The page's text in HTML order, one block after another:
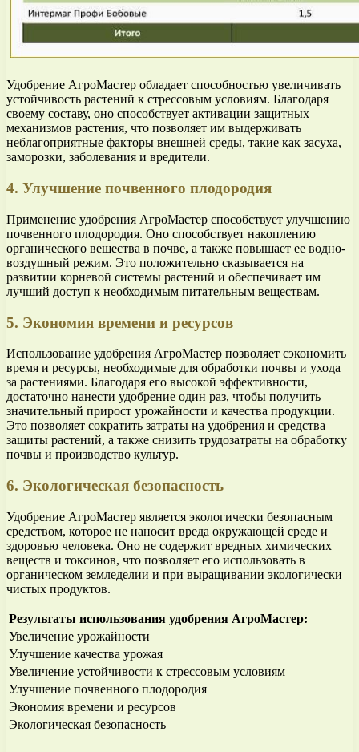
Удобрение АгроМастер обладает способностью увеличивать
устойчивость растений к стрессовым условиям. Благодаря
своему составу, оно способствует активации защитных
механизмов растения, что позволяет им выдерживать
неблагоприятные факторы внешней среды, такие как засуха,
заморозки, заболевания и вредители.
4. Улучшение почвенного плодородия
Применение удобрения АгроМастер способствует улучшению
почвенного плодородия. Оно способствует накоплению
органического вещества в почве, а также повышает ее водно-
воздушный режим. Это положительно сказывается на
развитии корневой системы растений и обеспечивает им
лучший доступ к необходимым питательным веществам.
5. Экономия времени и ресурсов
Использование удобрения АгроМастер позволяет сэкономить
время и ресурсы, необходимые для обработки почвы и ухода
за растениями. Благодаря его высокой эффективности,
достаточно нанести удобрение один раз, чтобы получить
значительный прирост урожайности и качества продукции.
Это позволяет сократить затраты на удобрения и средства
защиты растений, а также снизить трудозатраты на обработку
почвы и производство культур.
6. Экологическая безопасность
Удобрение АгроМастер является экологически безопасным
средством, которое не наносит вреда окружающей среде и
здоровью человека. Оно не содержит вредных химических
веществ и токсинов, что позволяет его использовать в
органическом земледелии и при выращивании экологически
чистых продуктов.
Результаты использования удобрения АгроМастер:
Увеличение урожайности
Улучшение качества урожая
Увеличение устойчивости к стрессовым условиям
Улучшение почвенного плодородия
Экономия времени и ресурсов
Экологическая безопасность